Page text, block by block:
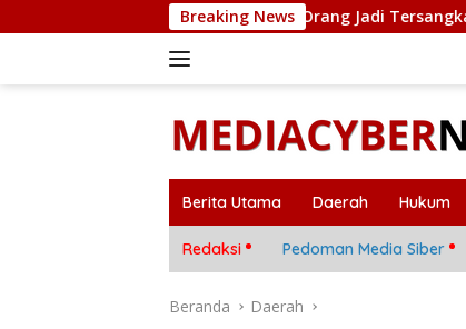
ke
Breaking News
Polda Kepri, 11 Orang Jadi Tersangka Mobil
Berita Utama Daerah Hukum
Redaksi Pedoman Media Siber
Beranda Daerah